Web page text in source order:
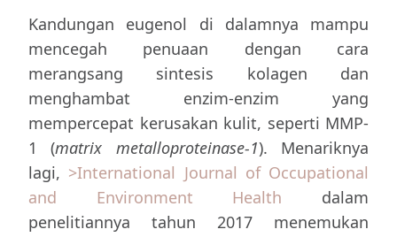
Kandungan eugenol di dalamnya mampu
mencegah penuaan dengan cara
merangsang sintesis kolagen dan
menghambat enzim-enzim yang
mempercepat kerusakan kulit, seperti MMP-
1 (matrix metalloproteinase-1). Menariknya
lagi, >International Journal of Occupational
and Environment Health dalam
penelitiannya tahun 2017 menemukan